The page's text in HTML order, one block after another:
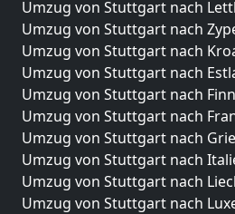
Umzug von Stuttgart nach
Umzug von Stuttgart nach
Umzug von Stuttgart nach
Umzug von Stuttgart nach
Umzug von Stuttgart nach
Umzug von Stuttgart nach
Umzug von Stuttgart nach
Umzug von Stuttgart nach
Umzug von Stuttgart nach
Umzug von Stuttgart nach